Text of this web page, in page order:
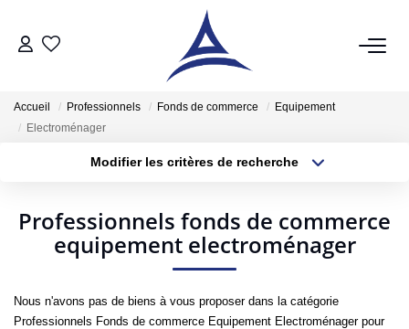
Vendre
Estimer
LOCATIONS
Accueil Professionnels Fonds de commerce
Equipement
Electroménager
Modifier les critères de recherche
Budget max
Professionnels fonds de commerce
equipement electroménager
Nous n'avons pas de biens à vous proposer dans la catégorie
Professionnels Fonds de commerce Equipement Electroménager pour